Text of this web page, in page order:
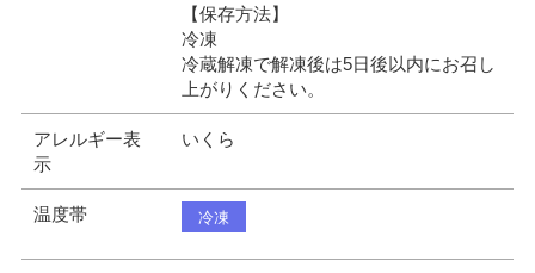
【保存方法】
冷凍
冷蔵解凍で解凍後は5日後以内にお召し
上がりください。
アレルギー表
示
いくら
温度帯 冷凍